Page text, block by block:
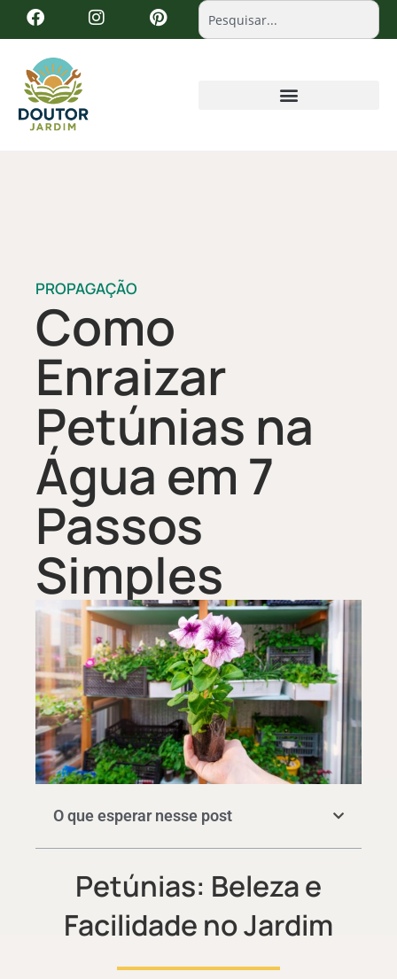
PROPAGAÇÃO
Como
Enraizar
Petúnias na
Água em 7
Passos
Simples
O que esperar nesse post
Petúnias: Beleza e
Facilidade no Jardim